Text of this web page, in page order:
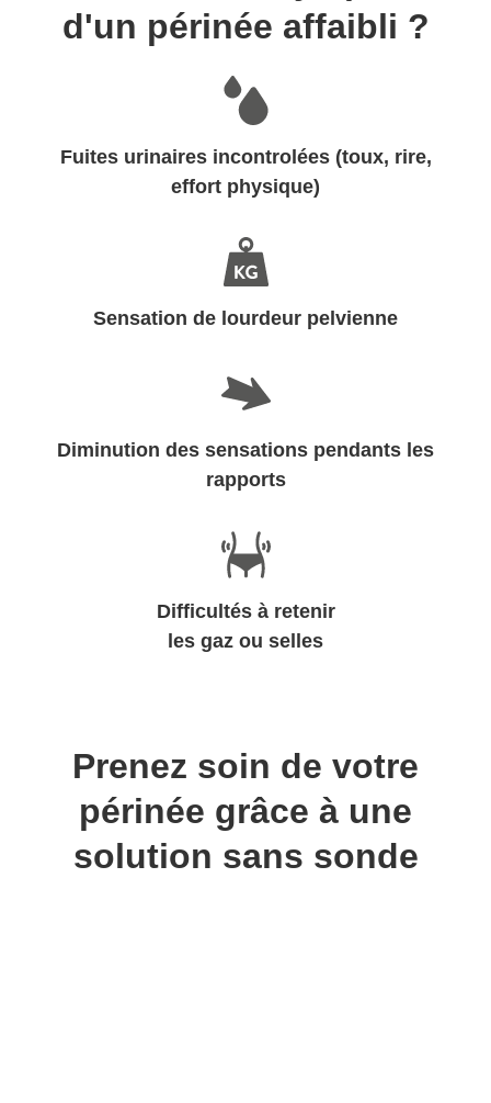
d'un périnée affaibli ?
Fuites urinaires incontrolées (toux, rire,
effort physique)
Sensation de lourdeur pelvienne
Diminution des sensations pendants les
rapports
Difficultés à retenir
les gaz ou selles
Prenez soin de votre
périnée grâce à une
solution sans sonde